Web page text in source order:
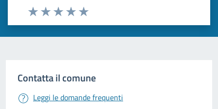
Valuta 5 stelle su 5
Valuta 4 stelle su 5
Valuta 3 stelle su 5
Valuta 2 stelle su 5
Valuta 1 stelle su 5
Contatta il comune
Leggi le domande frequenti